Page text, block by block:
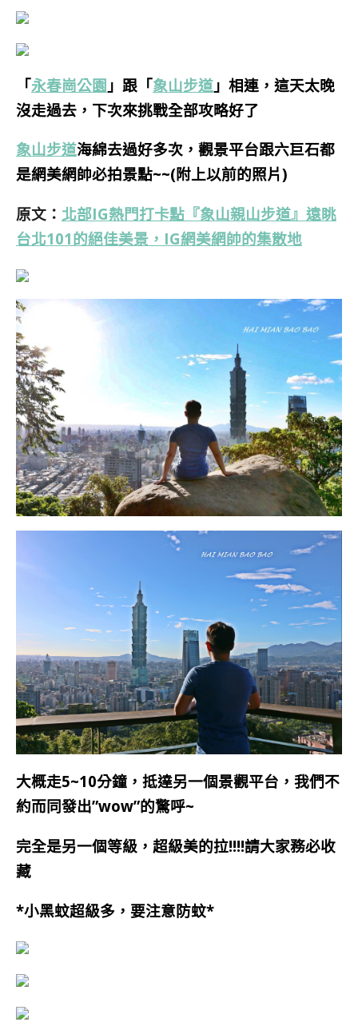
「永春崗公園 」跟「象山步道 」 相連，這天太晚
沒走過去，下次來挑戰全部攻略好了
象山步道海綿去過好多次，觀景平台跟六巨石都
是網美網帥必拍景點~~(附上以前的照片)
原文： 北部IG熱門打卡點『象山親山步道』遠眺
台北101的絕佳美景，IG網美網帥的集散地
大概走5~10分鐘，抵達另一個景觀平台，我們不
約而同發出”wow”的驚呼~
完全是另一個等級，超級美的拉!!!!請大家務必收
藏
*小黑蚊超級多，要注意防蚊*